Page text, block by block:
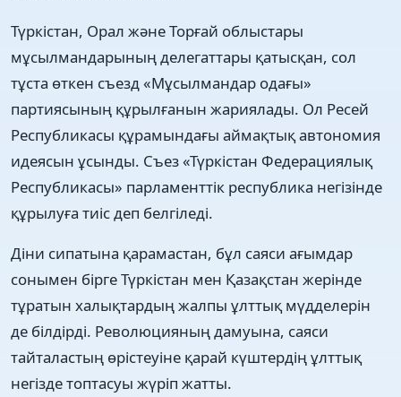
Түркістан, Орал және Торғай облыстары
мұсылмандарының делегаттары қатысқан, сол
тұста өткен съезд «Мұсылмандар одағы»
партиясының құрылғанын жариялады. Ол Ресей
Республикасы құрамындағы аймақтық автономия
идеясын ұсынды. Съез «Түркістан Федерациялық
Республикасы» парламенттік республика негізінде
құрылуға тиіс деп белгіледі.
Діни сипатына қарамастан, бұл саяси ағымдар
сонымен бірге Түркістан мен Қазақстан жерінде
тұратын халықтардың жалпы ұлттық мүдделерін
де білдірді. Революцияның дамуына, саяси
тайталастың өрістеуіне қарай күштердің ұлттық
негізде топтасуы жүріп жатты.